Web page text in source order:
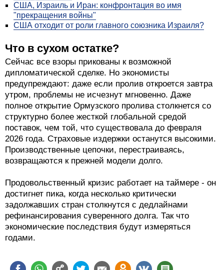
США, Израиль и Иран: конфронтация во имя
"прекращения войны"
США отходит от роли главного союзника Израиля?
Что в сухом остатке?
Сейчас все взоры прикованы к возможной
дипломатической сделке. Но экономисты
предупреждают: даже если пролив откроется завтра
утром, проблемы не исчезнут мгновенно. Даже
полное открытие Ормузского пролива столкнется со
структурно более жесткой глобальной средой
поставок, чем той, что существовала до февраля
2026 года. Страховые издержки останутся высокими.
Производственные цепочки, перестраиваясь,
возвращаются к прежней модели долго.
Продовольственный кризис работает на таймере - он
достигнет пика, когда несколько критически
задолжавших стран столкнутся с дедлайнами
рефинансирования суверенного долга. Так что
экономические последствия будут измеряться
годами.